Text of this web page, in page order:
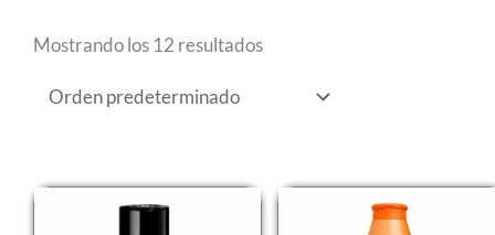
Mostrando los 12 resultados